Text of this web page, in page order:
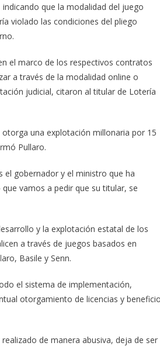
que la modalidad del juego
violado las condiciones del pliego
el marco de los respectivos contratos
a través de la modalidad online o
judicial, citaron al titular de Lotería
una explotación millonaria por 15
Pullaro.
el gobernador y el ministro que ha
vamos a pedir que su titular, se
y la explotación estatal de los
a través de juegos basados en
Basile y Senn.
el sistema de implementación,
otorgamiento de licencias y
de manera abusiva, deja de ser